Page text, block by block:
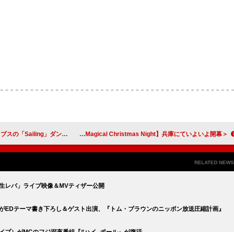
ダンスパフォーマンス映像を公開 ＜ライブレポート＞ 城田優 出演・演出のスヌーピーのオーケストラコンサート【Magical Christmas Night】兵庫にていよいよ開幕
RELATED NEWS
レバ」ライブ映像＆MVティザー公開
EDテーマ書き下ろし＆ゲスト出演、『トム・ブラウンのニッポン放送圧縮計画』